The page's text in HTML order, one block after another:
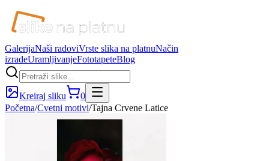
GalerijaNaši radoviVrste slika na platnuNačin
izradeUramljivanjeFototapeteBlog
Kreiraj sliku
0
Početna/Cvetni motivi/Tajna Crvene Latice